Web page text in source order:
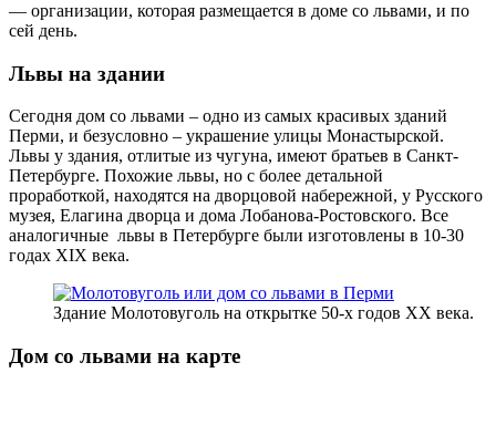
— организации, которая размещается в доме со львами, и по
сей день.
Львы на здании
Сегодня дом со львами – одно из самых красивых зданий
Перми, и безусловно – украшение улицы Монастырской.
Львы у здания, отлитые из чугуна, имеют братьев в Санкт-
Петербурге. Похожие львы, но с более детальной
проработкой, находятся на дворцовой набережной, у Русского
музея, Елагина дворца и дома Лобанова-Ростовского. Все
аналогичные львы в Петербурге были изготовлены в 10-30
годах XIX века.
Здание Молотовуголь на открытке 50-х годов XX века.
Дом со львами на карте